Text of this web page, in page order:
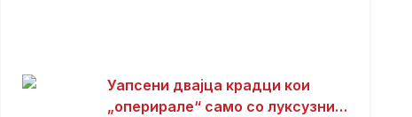
Уапсени двајца крадци кои
„оперирале“ само со луксузни